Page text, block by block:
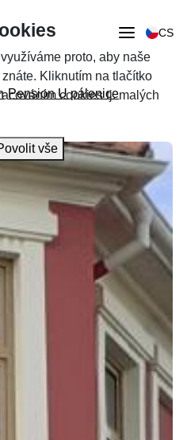
CS
Pension U pálenice
proto, aby naše
Kliknutím na tlačítko
cookies tj. malých
vše